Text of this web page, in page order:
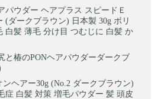
パウダー ヘアプラス スピードＥ
(ダークブラウン) 日本製 30g ボリ
白髪 薄毛 分け目 つむじに 白髪 か
と椿のPONヘアパウダーダークブ
ンヘアー30g (No.2 ダークブラウン)
症 白髪 対策 増毛パウダー 髪 頭皮